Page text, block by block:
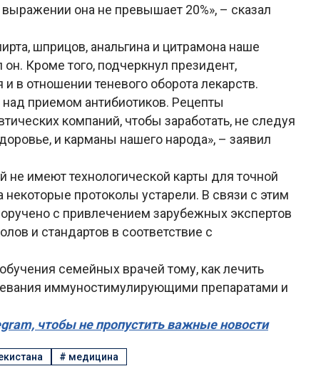
она не превышает 20%», – сказал
шприцов, анальгина и цитрамона наше
Кроме того, подчеркнул президент,
в отношении теневого оборота лекарств.
над приемом антибиотиков. Рецепты
компаний, чтобы заработать, не следуя
и карманы нашего народа», – заявил
не имеют технологической карты для точной
некоторые протоколы устарели. В связи с этим
с привлечением зарубежных экспертов
и стандартов в соответствие с
семейных врачей тому, как лечить
иммуностимулирующими препаратами и
чтобы не пропустить важные новости
# медицина